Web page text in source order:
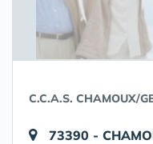
C.C.A.S. CHAMOUX/
73390 -